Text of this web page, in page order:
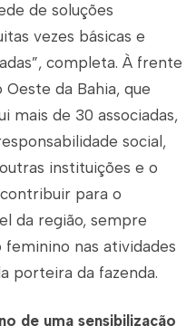
de soluções
vezes básicas e
completa. À frente
da Bahia, que
mais de 30 associadas,
social,
instituições e o
para o
da região, sempre
nas atividades
porteira da fazenda.
de uma sensibilização